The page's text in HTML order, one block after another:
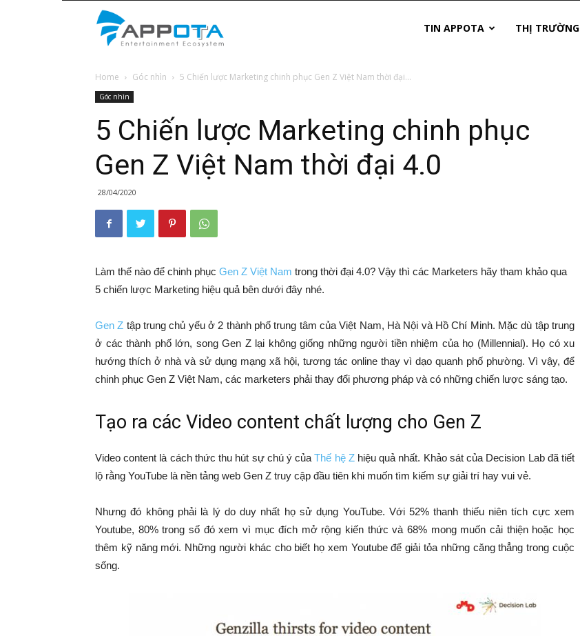
News
TIN APPOTA THỊ TRƯỜNG
Home Góc nhìn 5 Chiến lược Marketing chinh phục Gen Z Việt Nam thời đại...
Góc nhìn
5 Chiến lược Marketing chinh phục
Gen Z Việt Nam thời đại 4.0
28/04/2020
Làm thế nào để chinh phục Gen Z Việt Nam trong thời đại 4.0? Vậy thì các Marketers hãy tham khảo qua
5 chiến lược Marketing hiệu quả bên dưới đây nhé.
Gen Z tập trung chủ yếu ở 2 thành phố trung tâm của Việt Nam, Hà Nội và Hồ Chí Minh. Mặc dù tập trung
ở các thành phố lớn, song Gen Z lại không giống những người tiền nhiệm của họ (Millennial). Họ có xu
hướng thích ở nhà và sử dụng mạng xã hội, tương tác online thay vì dạo quanh phố phường. Vì vậy, để
chinh phục Gen Z Việt Nam, các marketers phải thay đổi phương pháp và có những chiến lược sáng tạo.
Tạo ra các Video content chất lượng cho Gen Z
Video content là cách thức thu hút sự chú ý củaThế hệ Zhiệu quả nhất. Khảo sát của Decision Lab đã tiết
lộ rằng YouTube là nền tảng web Gen Z truy cập đầu tiên khi muốn tìm kiếm sự giải trí hay vui vẻ.
Nhưng đó không phải là lý do duy nhất họ sử dụng YouTube. Với 52% thanh thiếu niên tích cực xem
Youtube, 80% trong số đó xem vì mục đích mở rộng kiến thức và 68% mong muốn cải thiện hoặc học
thêm kỹ năng mới. Những người khác cho biết họ xem Youtube để giải tỏa những căng thẳng trong cuộc
sống.